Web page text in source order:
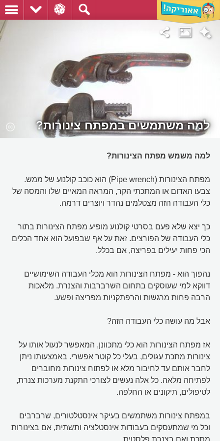
למה משתמשים במפתח צינורות?
למה משמש מפתח הצינורות?
מפתח הצינורות (Pipe wrench) הוא כוכב קולנוע של ממש.
צבעו האדום או המתכתי הקר, המראה המאיים שלו והמסה של
כלי העבודה הזה מצטלמים נהדר ויוצרים דרמה.
כך יצא שלא פעם בסרטי קולנוע מופיע מפתח הצינורות בתור
כלי העבודה של הפורצים. זאת על אף שבפועל הוא אחד הכלים
הכי פחות יעילים בפריצה, אם בכלל.
נהפוך הוא - מפתח הצינורות הוא מכלי העבודה השימושיים
דווקא למי שעוסקים בתחום השרברבות והצנרת. מלאכות
הרבה פחות מרגשות והרפתקניות מפריצה ופשע.
אבל מה עושה כלי העבודה הזה?
אז מפתח הצינורות הוא כלי מתכוונן, המאפשר לנעול אותו על
צינורות מתכת עגולים, בעלי כל קוטר אפשרי. באמצעותו ניתן
לחבר אותם עד לחיבור מלא או לפתוח צינורות מחוברים
לפתיחה מלאה. כל אלה נעשים לצורכי התקנת מערכות צנרת,
לטיפולים, תיקונים או החלפה.
במפתח צינורות משתמשים בעיקר אינסטלטורים, שרברבים
וכל מי שמתעסקים בעבודות אינסטלציה ותשתית, אם בצינורות
מתכת ואם בצנרת פלסטית.